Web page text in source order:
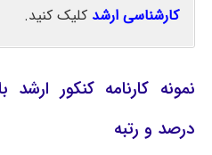
کارشناسی ارشد کلیک کنید.
نمونه کارنامه کنکور
درصد و رتبه